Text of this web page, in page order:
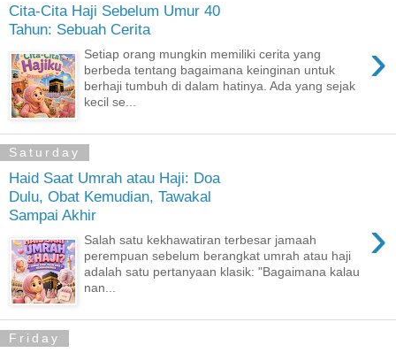
Cita-Cita Haji Sebelum Umur 40
Tahun: Sebuah Cerita
›
Setiap orang mungkin memiliki cerita yang
berbeda tentang bagaimana keinginan untuk
berhaji tumbuh di dalam hatinya. Ada yang sejak
kecil se...
Saturday
Haid Saat Umrah atau Haji: Doa
Dulu, Obat Kemudian, Tawakal
Sampai Akhir
›
Salah satu kekhawatiran terbesar jamaah
perempuan sebelum berangkat umrah atau haji
adalah satu pertanyaan klasik: "Bagaimana kalau
nan...
Friday